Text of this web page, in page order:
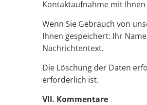
Kontaktaufnahme mit
Wenn Sie Gebrauch von
Ihnen gespeichert: Ihr
Nachrichtentext.
Die Löschung der Daten
erforderlich ist.
VII. Kommentare